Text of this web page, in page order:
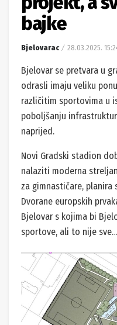
bajke
Bjelovarac 28.03.2025.
Bjelovar se pretvara u
odrasli imaju veliku
različitim sportovima u
poboljšanju
naprijed.
Novi Gradski stadion
nalaziti moderna
za gimnastičare, planira
Dvorane europskih
Bjelovar s kojima bi
sportove, ali to nije sve…